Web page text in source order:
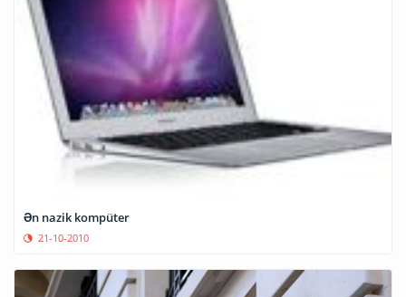
Ən nazik kompüter
21-10-2010